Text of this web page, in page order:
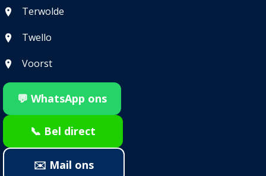
Terwolde
Twello
Voorst
💬 WhatsApp ons
📞 Bel direct
✉️ Mail ons